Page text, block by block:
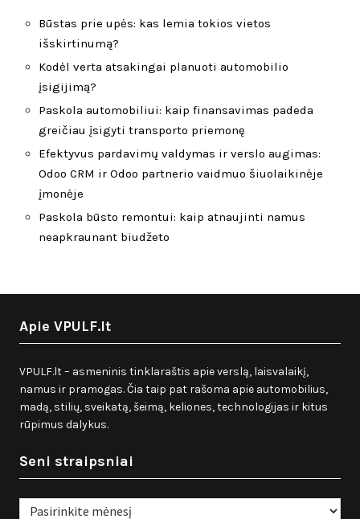
Būstas prie upės: kas lemia tokios vietos
išskirtinumą?
Kodėl verta atsakingai planuoti automobilio
įsigijimą?
Paskola automobiliui: kaip finansavimas padeda
greičiau įsigyti transporto priemonę
Efektyvus pardavimų valdymas ir verslo augimas:
Odoo CRM ir Odoo partnerio vaidmuo šiuolaikinėje
įmonėje
Paskola būsto remontui: kaip atnaujinti namus
neapkraunant biudžeto
Apie VPULF.lt
VPULF.lt – asmeninis tinklaraštis apie verslą, laisvalaikį,
namus ir pramogas. Čia taip pat rašoma apie automobilius,
madą, stilių, sveikatą, šeimą, keliones, technologijas ir kitus
rūpimus dalykus.
Seni straipsniai
Seni